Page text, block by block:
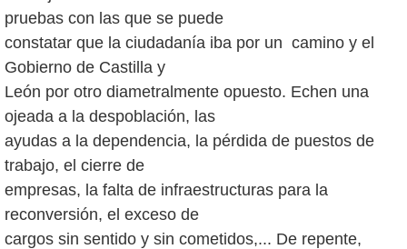
pruebas con las que se puede
constatar que la ciudadanía iba por un camino y el
Gobierno de Castilla y
León por otro diametralmente opuesto. Echen una
ojeada a la despoblación, las
ayudas a la dependencia, la pérdida de puestos de
trabajo, el cierre de
empresas, la falta de infraestructuras para la
reconversión, el exceso de
cargos sin sentido y sin cometidos,... De repente,